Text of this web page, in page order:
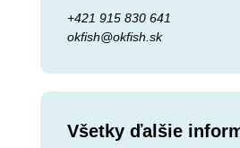
+421 915 830 641
okfish@okfish.sk
Všetky ďalšie